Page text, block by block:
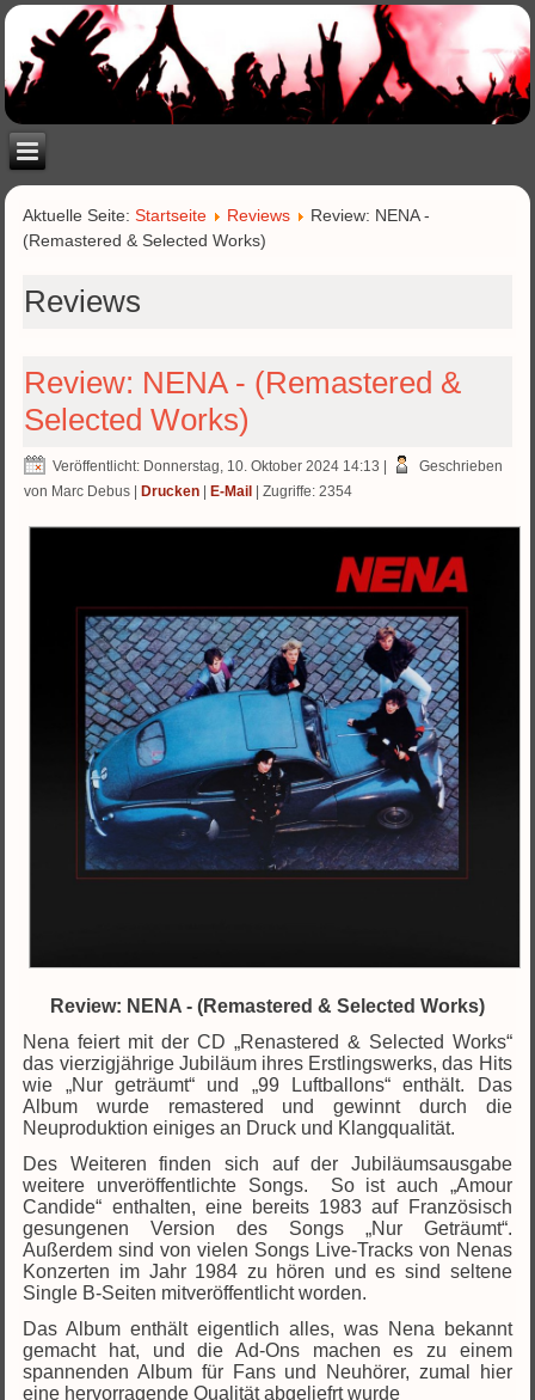
Aktuelle Seite:Startseite Reviews
Review: NENA -
(Remastered & Selected Works)
Reviews
Review: NENA - (Remastered &
Selected Works)
Veröffentlicht: Donnerstag, 10. Oktober 2024 14:13
Geschrieben
von Marc Debus
Drucken E-Mail | Zugriffe: 2354
Review: NENA - (Remastered & Selected Works)
Nena feiert mit der CD „Renastered & Selected Works“
das vierzigjährige Jubiläum ihres Erstlingswerks, das Hits
wie „Nur geträumt“ und „99 Luftballons“ enthält. Das
Album wurde remastered und gewinnt durch die
Neuproduktion einiges an Druck und Klangqualität.
Des Weiteren finden sich auf der Jubiläumsausgabe
weitere unveröffentlichte Songs.
So ist auch „Amour
Candide“ enthalten, eine bereits 1983 auf Französisch
gesungenen Version des Songs „Nur Geträumt“.
Außerdem sind von vielen Songs Live-Tracks von Nenas
Konzerten im Jahr 1984 zu hören und es sind seltene
Single B-Seiten mitveröffentlicht worden.
Das Album enthält eigentlich alles, was Nena bekannt
gemacht hat, und die Ad-Ons machen es zu einem
spannenden Album für Fans und Neuhörer, zumal hier
eine hervorragende Qualität abgeliefrt wurde